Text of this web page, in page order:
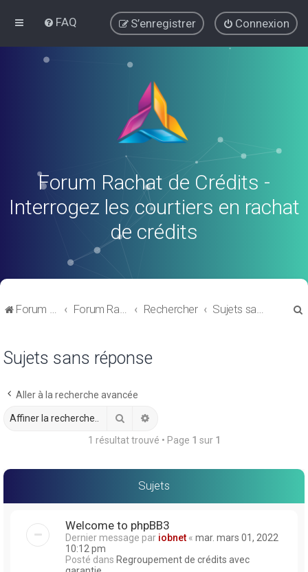
FAQ Connexion
S’enregistrer
Forum Rachat de Crédits -
Interrogez les courtiers en rachat
de crédits
Forum de discussions sur le Regroupement de Crédits et le Rachat de Crédits Forum Rachat de Crédits Rechercher Sujets sans réponse
Sujets sans réponse
Aller à la recherche avancée
Rechercher
1 résultat trouvé • Page 1 sur 1
Sujets
Welcome to phpBB3
Dernier message par iobnet « mar. mars 01, 2022
10:12 pm
Posté dans Regroupement de crédits avec